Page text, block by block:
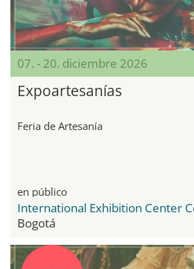
07. - 20. diciembre 2026
Expoartesanías
Feria de Artesanía
en público
International Exhibition Center
Bogotá